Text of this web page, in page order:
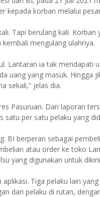
kepada korban melalui
Tapi berulang kali. Korban
mengulang ulahnya.
Lantaran ia tak mendapati
uang yang masuk. Hingga
sekali,” jelas dia.
Pasuruan. Dari laporan
satu per satu pelaku yang
BI berperan sebagai
atau order ke toko
yang digunakan untuk
Tiga pelaku lain
dari pelaku di rutan,